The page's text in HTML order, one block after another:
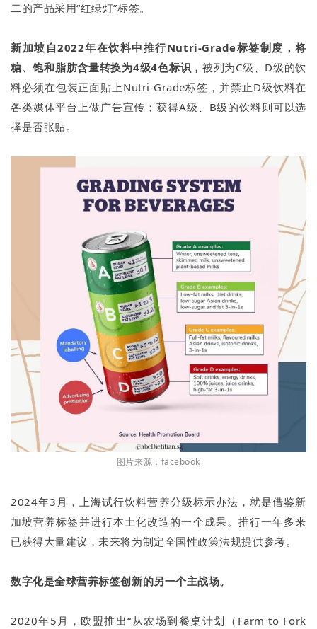
二的产品采用“红绿灯”标签。
新加坡自2022年在饮料中推行Nutri-Grade标签制度，将
糖、饱和脂肪含量转换为4级4色标识， 被列为C级、D级的饮
料必须在包装正面贴上Nutri-Grade标签，并禁止D级饮料在
各类媒体平台上做广告宣传；获得A级、B级的饮料则可以选
择是否张贴。
图片来源：facebook
2024年3月，上海试行饮料营养分级标示办法，就是借鉴新
加坡营养标签并进行本土化改造的一个成果。推行一年多来
已获得大量建议，未来将为制定全国性政策法规提供参考。
数字化是全球营养标签创新的另一个主战场。
2020年5月，欧盟推出“从农场到餐桌计划（Farm to Fork